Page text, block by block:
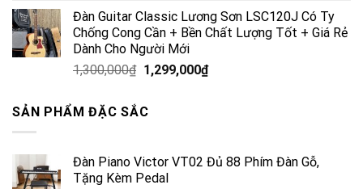
Đàn Guitar Classic Lương Sơn LSC120J Có Ty
Chống Cong Cần + Bền Chất Lượng Tốt + Giá Rẻ
Dành Cho Người Mới
1,300,000₫ 1,299,000₫
SẢN PHẨM ĐẶC SẮC
Đàn Piano Victor VT02 Đủ 88 Phím Đàn Gỗ,
Tặng Kèm Pedal